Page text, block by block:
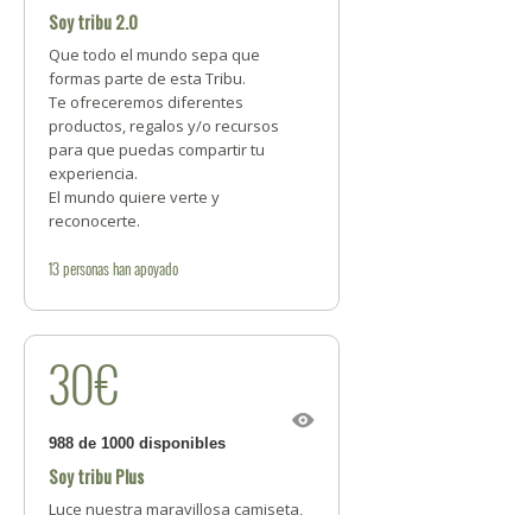
Soy tribu 2.0
Que todo el mundo sepa que
formas parte de esta Tribu.
Te ofreceremos diferentes
productos, regalos y/o recursos
para que puedas compartir tu
experiencia.
El mundo quiere verte y
reconocerte.
13personashan apoyado
30€
988 de 1000 disponibles
Soy tribu Plus
Luce nuestra maravillosa camiseta,